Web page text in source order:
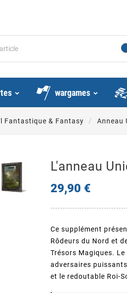
wargames
Fantastique & Fantasy Anneau
L'anneau
29,90 €
Ce supplément
Rôdeurs du Nord et
Trésors Magiques.
adversaires
et le redoutable Roi-